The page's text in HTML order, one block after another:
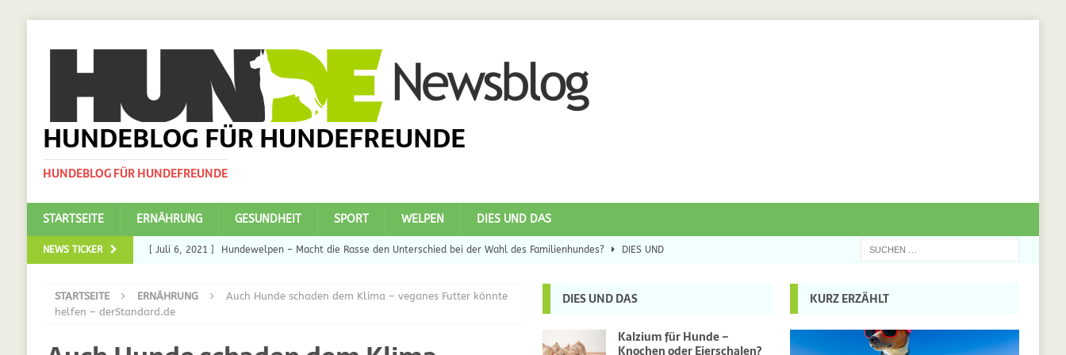
HUNDEBLOG FÜR HUNDEFREUNDE
HUNDEBLOG FÜR HUNDEFREUNDE
STARTSEITE ERNÄHRUNG GESUNDHEIT SPORT WELPEN DIES UND DAS
NEWS TICKER [ Juli 6, 2021 ] Hundewelpen – Macht die Rasse den Unterschied bei der Wahl des Familienhundes? DIES UND
[ Juli 5, 2021 ] Ulmenride für Hunde – der Heilsbringer?
STARTSEITE ERNÄHRUNG
Auch Hunde schaden dem Klima – veganes Futter könnte
helfen – derStandard.de
DIES UND DAS
Kalzium für Hunde –
Knochen oder Eierschalen?
KURZ ERZÄHLT